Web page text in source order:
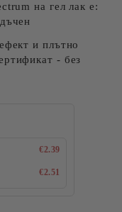
на гел лак е:
и плътно
- без
€2.39
€2.51